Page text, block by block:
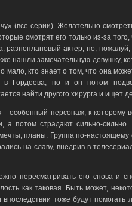
(все серии). Желательно
смотрят его только из-за
разноплановый актер, но,
нашли замечательную девушку,
кто знает о том, что она
в Гордеева, но и он потом
найти другого хирурга и ищет
особенный персонаж, к которому
а потом страдают сильно-
планы. Группа по-настоящему
на славу, внедрив в
пересматривать его снова и
как таковая. Быть может,
тоже будут помогать